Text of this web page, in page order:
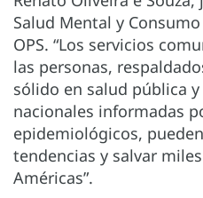
Salud Mental y
OPS. “Los servicios
las personas,
sólido en salud pública
nacionales informadas
epidemiológicos,
tendencias y salvar
Américas”.